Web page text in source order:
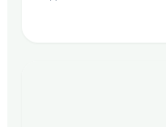
Любава»